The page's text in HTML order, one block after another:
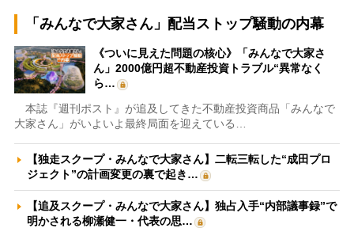
「みんなで大家さん」配当ストップ騒動の内幕
《ついに見えた問題の核心》「みんなで大家さ
ん」2000億円超不動産投資トラブル“異常なく
ら…
本誌『週刊ポスト』が追及してきた不動産投資商品「みんなで
大家さん」がいよいよ最終局面を迎えている…
【独走スクープ・みんなで大家さん】二転三転した“成田プロ
ジェクト”の計画変更の裏で起き…
【追及スクープ・みんなで大家さん】独占入手“内部議事録”で
明かされる柳瀬健一・代表の思…